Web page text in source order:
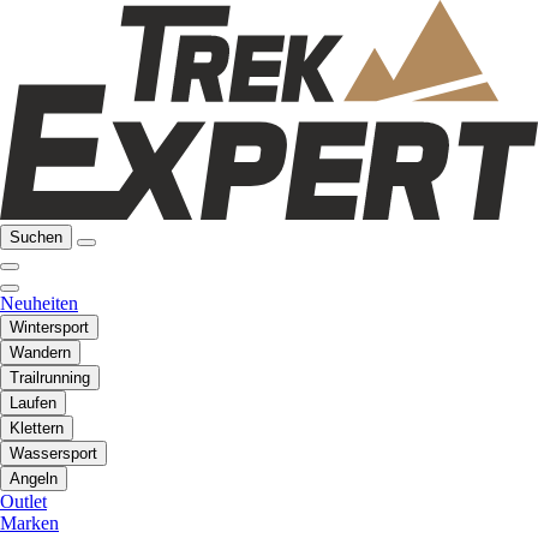
Suchen
Neuheiten
Wintersport
Wandern
Trailrunning
Laufen
Klettern
Wassersport
Angeln
Outlet
Marken